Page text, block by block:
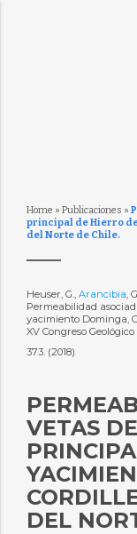
Home » Publicaciones »
principal de Hierro
del Norte de Chile.
Heuser, G., Arancibia,
Permeabilidad
yacimiento Dominga,
XV Congreso
373. (2018)
VETAS
DEL